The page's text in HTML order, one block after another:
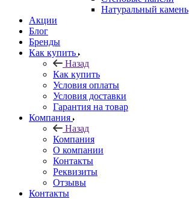
Натуральный камень
Акции
Блог
Бренды
Как купить
Назад
Как купить
Условия оплаты
Условия доставки
Гарантия на товар
Компания
Назад
Компания
О компании
Контакты
Реквизиты
Отзывы
Контакты